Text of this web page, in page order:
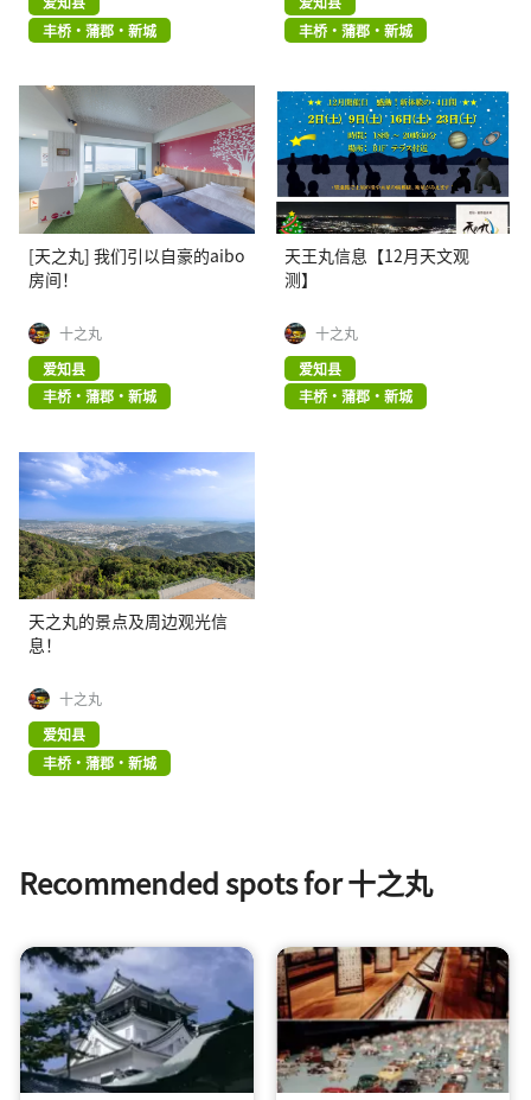
丰桥・蒲郡・新城
丰桥・蒲郡・新城
[天之丸] 我们引以自豪的aibo
房间！
十之丸
爱知县
丰桥・蒲郡・新城
天王丸信息【12月天文观
测】
十之丸
爱知县
丰桥・蒲郡・新城
天之丸的景点及周边观光信
息！
十之丸
爱知县
丰桥・蒲郡・新城
Recommended spots for 十之丸